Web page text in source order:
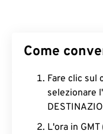
Come
Fare clic sul
selezionare
L'ora in